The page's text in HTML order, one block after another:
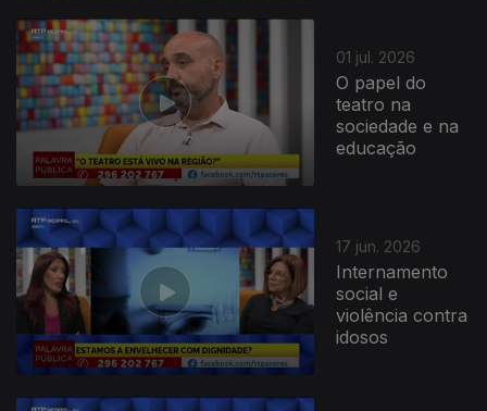
01 jul. 2026
O papel do
teatro na
sociedade e na
educação
17 jun. 2026
Internamento
social e
violência contra
idosos